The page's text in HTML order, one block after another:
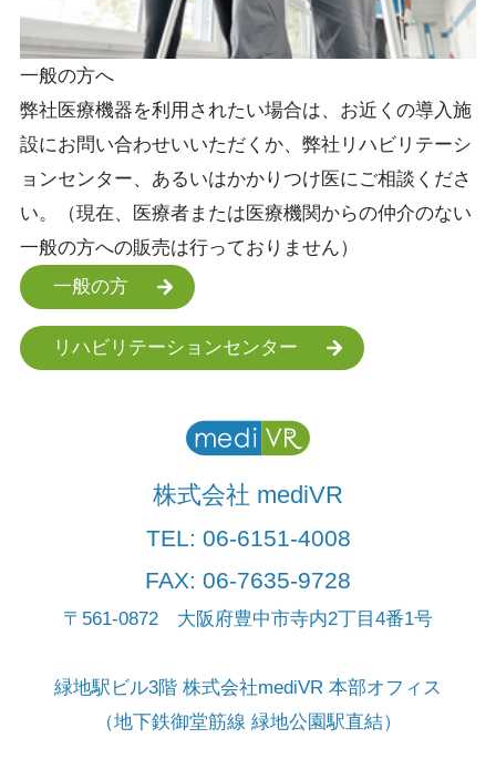
一般の方へ
弊社医療機器を利用されたい場合は、お近くの導入施
設にお問い合わせいいただくか、弊社リハビリテーシ
ョンセンター、あるいはかかりつけ医にご相談くださ
い。（現在、医療者または医療機関からの仲介のない
一般の方への販売は行っておりません）
一般の方
リハビリテーションセンター
株式会社 mediVR
TEL: 06-6151-4008
FAX: 06-7635-9728
〒561-0872 大阪府豊中市寺内2丁目4番1号
緑地駅ビル3階 株式会社mediVR 本部オフィス
（地下鉄御堂筋線 緑地公園駅直結）